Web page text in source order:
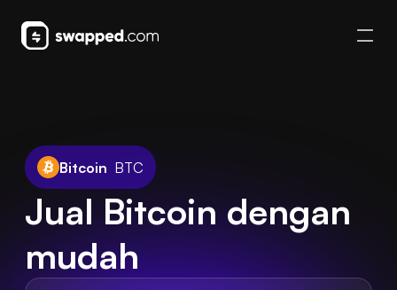
Bitcoin BTC
Jual Bitcoin dengan
mudah